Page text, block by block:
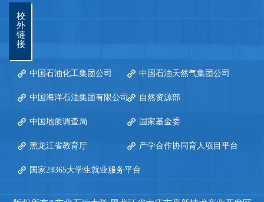
校
外
链
接
中国石油化工集团公司 中国石油天然气集团公司
中国海洋石油集团有限公司 自然资源部
中国地质调查局 国家基金委
黑龙江省教育厅 产学合作协同育人项目平台
国家24365大学生就业服务平台